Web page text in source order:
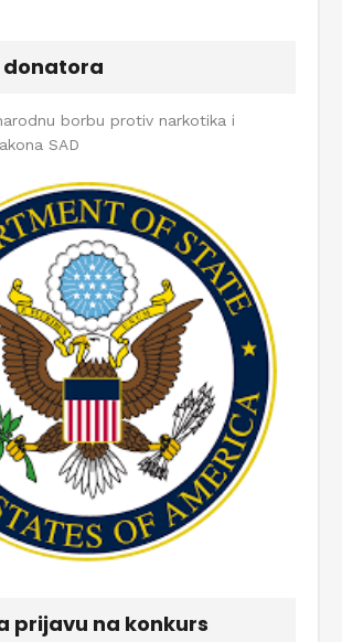
donatora
borbu protiv narkotika i
SAD
prijavu na konkurs